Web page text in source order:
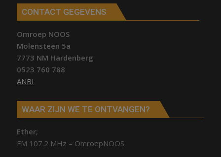
CONTACT GEGEVENS
Omroep NOOS
Molensteen 5a
7773 NM Hardenberg
0523 760 788
ANBI
WAAR ZIJN WE TE ONTVANGEN?
Ether;
FM 107.2 MHz – OmroepNOOS